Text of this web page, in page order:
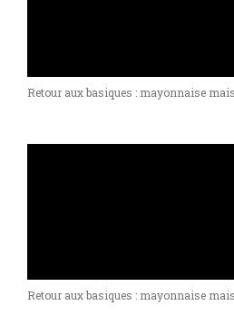
Retour aux basiques : mayonnaise
Retour aux basiques : mayonnaise